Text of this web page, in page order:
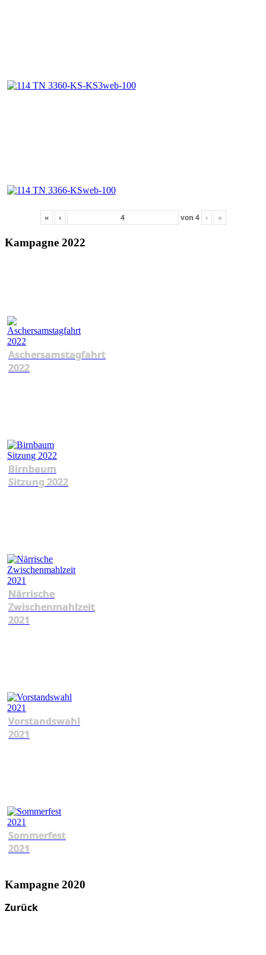
« ‹ von 4 › »
Kampagne 2022
Aschersamstagfahrt
2022
Birnbaum
Sitzung 2022
Närrische
Zwischenmahlzeit
2021
Vorstandswahl
2021
Sommerfest
2021
Kampagne 2020
Zurück